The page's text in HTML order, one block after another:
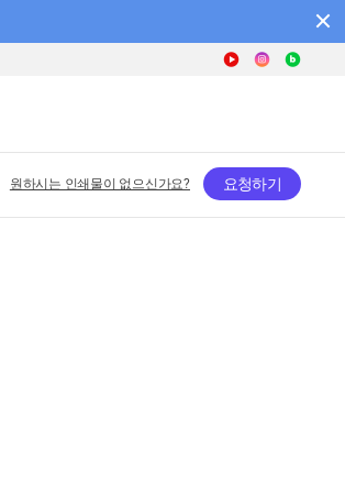
원하시는 인쇄물이 없으신가요? 요청하기